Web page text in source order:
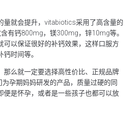
量就会提升，vitabiotics采用了高含量的
有钙800mg，镁300mg，锌10mg等。
可以保证很好的补钙效果，这样口服方
时间等。
那么就一定要选择高性价比、正规品牌
孕期妈妈研发的产品，质量过硬的同
便是怀孕，或者是一些孩子也都可以放